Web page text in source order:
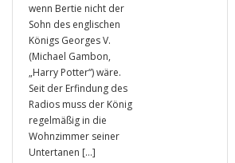
wenn Bertie nicht der
Sohn des englischen
Königs Georges V.
(Michael Gambon,
„Harry Potter“) wäre.
Seit der Erfindung des
Radios muss der König
regelmäßig in die
Wohnzimmer seiner
Untertanen […]